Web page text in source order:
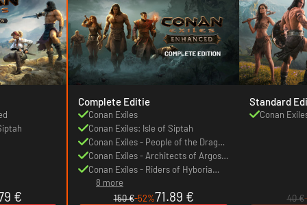
€
Complete Editie
Conan Exiles
Conan Exiles: Isle of Siptah
Conan Exiles - People of the Dragon
Pack
Conan Exiles - Architects of Argos
Pack
Conan Exiles - Riders of Hyboria
Pack
8 more
150 €-52%71.89 €
Standard
Conan
40 €